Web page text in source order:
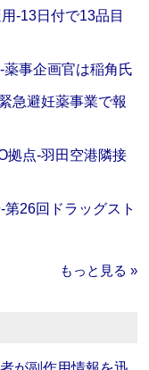
‐13日付で13品目
薬事企画官は稲角氏
急避妊薬事業で報
拠点‐羽田空港隣接
第26回ドラッグスト
もっと見る »